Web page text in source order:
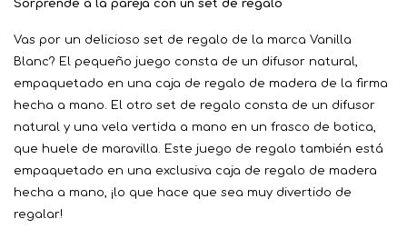
Sorprende a la pareja con un set de regalo
Vas por un delicioso set de regalo de la marca Vanilla
Blanc? El pequeño juego consta de un difusor natural,
empaquetado en una caja de regalo de madera de la firma
hecha a mano. El otro set de regalo consta de un difusor
natural y una vela vertida a mano en un frasco de botica,
que huele de maravilla. Este juego de regalo también está
empaquetado en una exclusiva caja de regalo de madera
hecha a mano, ¡lo que hace que sea muy divertido de
regalar!